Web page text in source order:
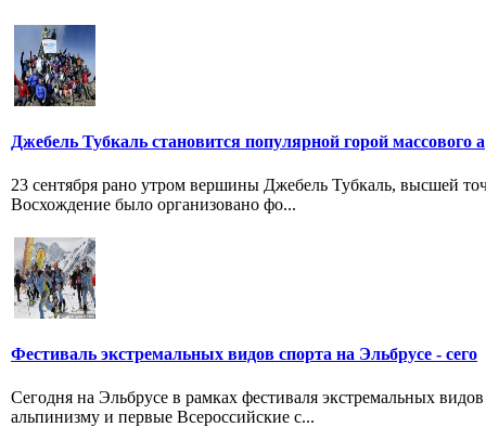
Джебель Тубкаль становится популярной горой массового а
23 сентября рано утром вершины Джебель Тубкаль, высшей
Восхождение было организовано фо...
Фестиваль экстремальных видов спорта на Эльбрусе - сего
Сегодня на Эльбрусе в рамках фестиваля экстремальных
альпинизму и первые Всероссийские с...